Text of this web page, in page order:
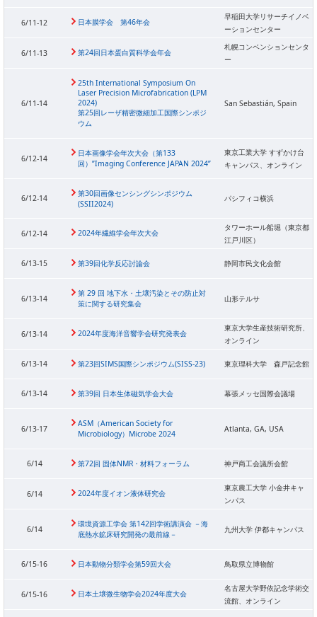
6/11-12 日本膜学会 第46年会
早稲田大学リサーチイノベ
ーションセンター
6/11-13 第24回日本蛋白質科学会年会
札幌コンベンションセンタ
ー
6/11-14
25th International Symposium On
Laser Precision Microfabrication (LPM
2024)
第25回レーザ精密微細加工国際シンポジ
ウム
San Sebastián, Spain
6/12-14
日本画像学会年次大会（第133
回）”Imaging Conference JAPAN 2024”
東京工業大学 すずかけ台
キャンパス、オンライン
6/12-14
第30回画像センシングシンポジウム
(SSII2024)
パシフィコ横浜
6/12-14 2024年繊維学会年次大会
タワーホール船堀（東京都
江戸川区）
6/13-15 第39回化学反応討論会 静岡市民文化会館
6/13-14
第 29 回 地下水・土壌汚染とその防止対
策に関する研究集会
山形テルサ
6/13-14 2024年度海洋音響学会研究発表会
東京大学生産技術研究所、
オンライン
6/13-14 第23回SIMS国際シンポジウム(SISS-23) 東京理科大学 森戸記念館
6/13-14 第39回 日本生体磁気学会大会 幕張メッセ国際会議場
6/13-17
ASM（American Society for
Microbiology）Microbe 2024
Atlanta, GA, USA
6/14 第72回 固体NMR・材料フォーラム 神戸商工会議所会館
6/14 2024年度イオン液体研究会
東京農工大学 小金井キャ
ンパス
6/14
環境資源工学会 第142回学術講演会 －海
底熱水鉱床研究開発の最前線－
九州大学 伊都キャンパス
6/15-16 日本動物分類学会第59回大会 鳥取県立博物館
6/15-16 日本土壌微生物学会2024年度大会
名古屋⼤学野依記念学術交
流館、オンライン